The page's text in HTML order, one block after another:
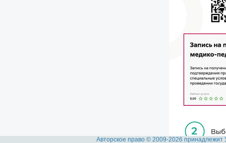
Авторское право © 2009-2026 принадлежит